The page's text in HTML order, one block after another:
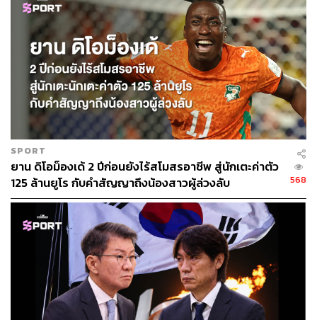
SPORT
ยาน ดิโอม็องเด้ 2 ปีก่อนยังไร้สโมสรอาชีพ สู่นักเตะค่าตัว
125 ล้านยูโร กับคำสัญญาถึงน้องสาวผู้ล่วงลับ
568